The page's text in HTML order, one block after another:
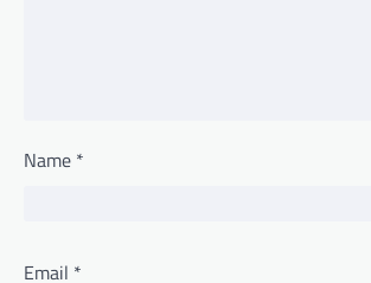
Name *
Email *